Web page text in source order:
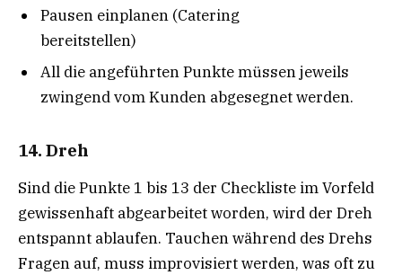
Pausen einplanen (Catering
bereitstellen)
All die angeführten Punkte müssen jeweils
zwingend vom Kunden abgesegnet werden.
14. Dreh
Sind die Punkte 1 bis 13 der Checkliste im Vorfeld
gewissenhaft abgearbeitet worden, wird der Dreh
entspannt ablaufen. Tauchen während des Drehs
Fragen auf, muss improvisiert werden, was oft zu